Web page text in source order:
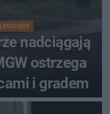
POGODY
nadciągają
ostrzega
i gradem